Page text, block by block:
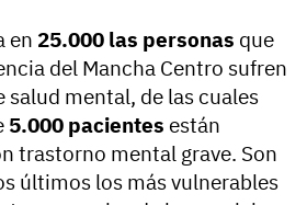
en 25.000 las personas que
del Mancha Centro sufren
salud mental, de las cuales
5.000 pacientes están
trastorno mental grave. Son
últimos los más vulnerables